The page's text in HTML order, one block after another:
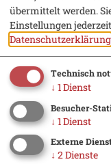
übermittelt werden.
Einstellungen
Datenschutzerklärung
Technisch
↓ 1 Dienst
Besucher-
↓ 1 Dienst
Externe
↓ 2Dienste